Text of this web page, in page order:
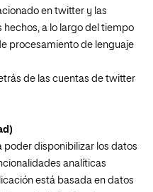
en twitter y las
a lo largo del tiempo
procesamiento de lenguaje
de las cuentas de twitter
poder disponibilizar los datos
analíticas
está basada en datos